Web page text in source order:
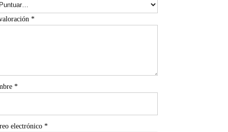
*
*
electrónico *